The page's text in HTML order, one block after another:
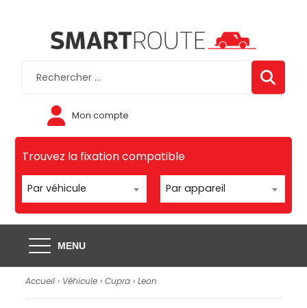
Mon compte
Trouvez la fixation compatible
Par véhicule Par appareil
MENU
Accueil › Véhicule ›Cupra ›Leon